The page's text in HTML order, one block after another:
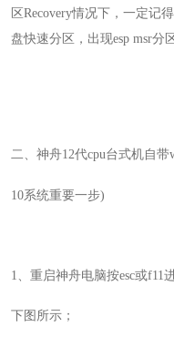
区Recovery情况下，一定记
盘快速分区，出现esp msr分
二、神舟12代cpu台式机自带
10系统重要一步)
1 、重启神舟电脑按esc或f11
下图所示；